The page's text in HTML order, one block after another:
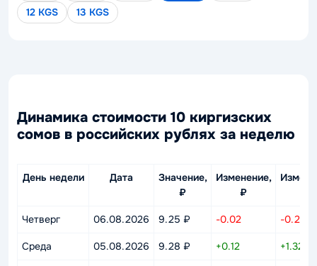
12 KGS
13 KGS
Динамика стоимости 10 киргизских
сомов в российских рублях за неделю
День недели Дата
Значение,
₽
Изменение,
₽
Четверг 06.08.2026 9.25 ₽ -0.02 -0.25%
Среда 05.08.2026 9.28 ₽ +0.12 +1.32%